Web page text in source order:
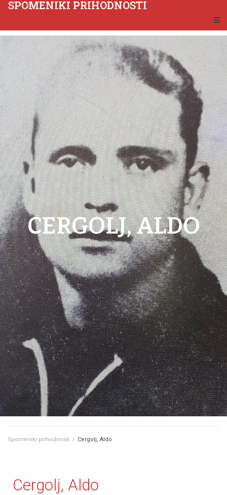
SPOMENIKI PRIHODNOSTI
CERGOLJ, ALDO
Spomeniki prihodnosti / Cergolj, Aldo
Cergolj, Aldo